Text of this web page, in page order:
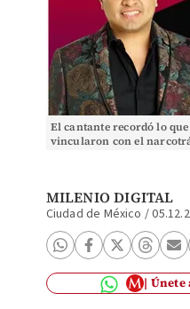
El cantante recordó lo
vincularon con el
MILENIO DIGITAL
Ciudad de México /
Únete